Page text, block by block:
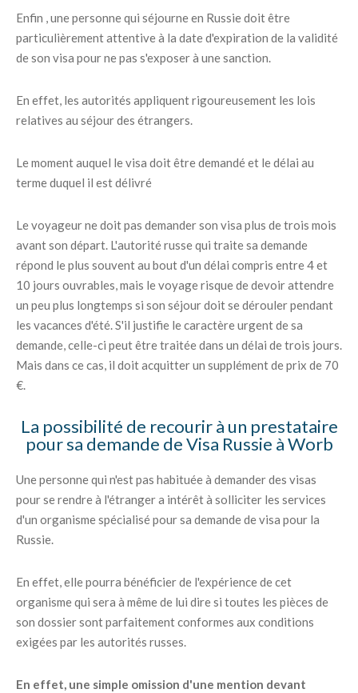
Enfin , une personne qui séjourne en Russie doit être
particulièrement attentive à la date d'expiration de la validité
de son visa pour ne pas s'exposer à une sanction.
En effet, les autorités appliquent rigoureusement les lois
relatives au séjour des étrangers.
Le moment auquel le visa doit être demandé et le délai au
terme duquel il est délivré
Le voyageur ne doit pas demander son visa plus de trois mois
avant son départ. L'autorité russe qui traite sa demande
répond le plus souvent au bout d'un délai compris entre 4 et
10 jours ouvrables, mais le voyage risque de devoir attendre
un peu plus longtemps si son séjour doit se dérouler pendant
les vacances d'été. S'il justifie le caractère urgent de sa
demande, celle-ci peut être traitée dans un délai de trois jours.
Mais dans ce cas, il doit acquitter un supplément de prix de 70
€.
La possibilité de recourir à un prestataire
pour sa demande de Visa Russie à Worb
Une personne qui n'est pas habituée à demander des visas
pour se rendre à l'étranger a intérêt à solliciter les services
d'un organisme spécialisé pour sa demande de visa pour la
Russie.
En effet, elle pourra bénéficier de l'expérience de cet
organisme qui sera à même de lui dire si toutes les pièces de
son dossier sont parfaitement conformes aux conditions
exigées par les autorités russes.
En effet, une simple omission d'une mention devant